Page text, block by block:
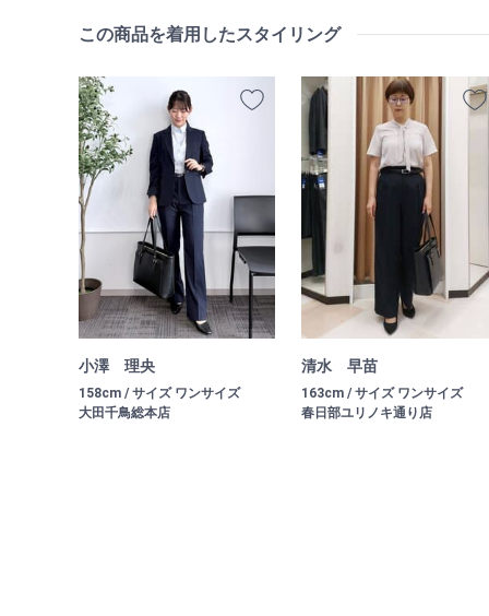
この商品を着用したスタイリング
小澤 理央
158cm / サイズ ワンサイズ
大田千鳥総本店
清水 早苗
163cm / サイズ ワンサイズ
春日部ユリノキ通り店